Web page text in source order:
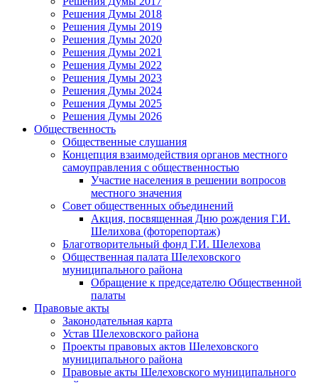
Решения Думы 2018
Решения Думы 2019
Решения Думы 2020
Решения Думы 2021
Решения Думы 2022
Решения Думы 2023
Решения Думы 2024
Решения Думы 2025
Решения Думы 2026
Общественность
Общественные слушания
Концепция взаимодействия органов местного
самоуправления с общественностью
Участие населения в решении вопросов
местного значения
Совет общественных объединений
Акция, посвященная Дню рождения Г.И.
Шелихова (фоторепортаж)
Благотворительный фонд Г.И. Шелехова
Общественная палата Шелеховского
муниципального района
Обращение к председателю Общественной
палаты
Правовые акты
Законодательная карта
Устав Шелеховского района
Проекты правовых актов Шелеховского
муниципального района
Правовые акты Шелеховского муниципального